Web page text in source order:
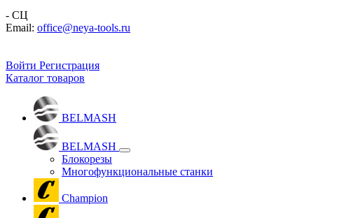
- СЦ
Email: office@neya-tools.ru
Войти Регистрация
Каталог товаров
BELMASH
BELMASH
Блокорезы
Многофункциональные станки
Champion